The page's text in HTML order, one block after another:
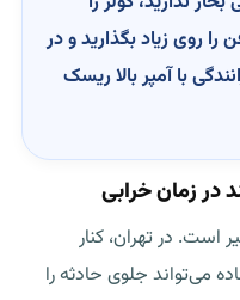
روی زیاد بگذارید و در
با آمپر بالا ریسک
در زمان خرابی
است. در تهران، کنار
می‌تواند جلوی حادثه را